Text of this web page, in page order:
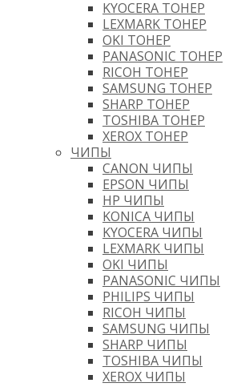
KYOCERA ТОНЕР
LEXMARK ТОНЕР
OKI ТОНЕР
PANASONIC ТОНЕР
RICOH ТОНЕР
SAMSUNG ТОНЕР
SHARP ТОНЕР
TOSHIBA ТОНЕР
XEROX ТОНЕР
ЧИПЫ
CANON ЧИПЫ
EPSON ЧИПЫ
HP ЧИПЫ
KONICA ЧИПЫ
KYOCERA ЧИПЫ
LEXMARK ЧИПЫ
OKI ЧИПЫ
PANASONIC ЧИПЫ
PHILIPS ЧИПЫ
RICOH ЧИПЫ
SAMSUNG ЧИПЫ
SHARP ЧИПЫ
TOSHIBA ЧИПЫ
XEROX ЧИПЫ